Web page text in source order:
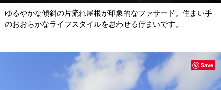
ゆるやかな傾斜の片流れ屋根が印象的なファサード。住まい手
のおおらかなライフスタイルを思わせる佇まいです。
Save